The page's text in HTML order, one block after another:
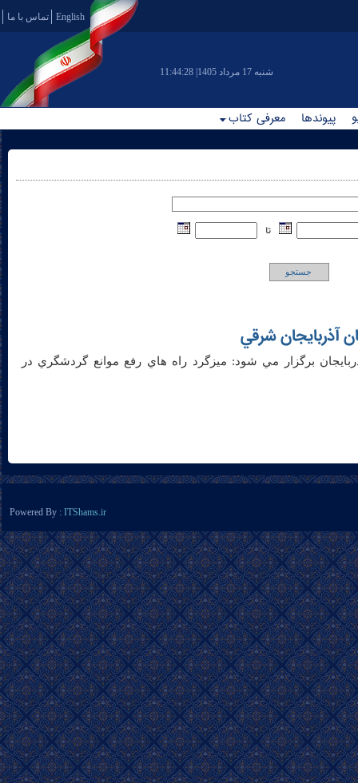
English تماس با ما
11:44:28 |شنبه 17 مرداد 1405
پیوندها معرفی کتاب
تا
جستجو
آذربايجان شرقي
برگزار مي شود: ميزگرد راه هاي رفع موانع گردشگري در
Powered By : ITShams.ir